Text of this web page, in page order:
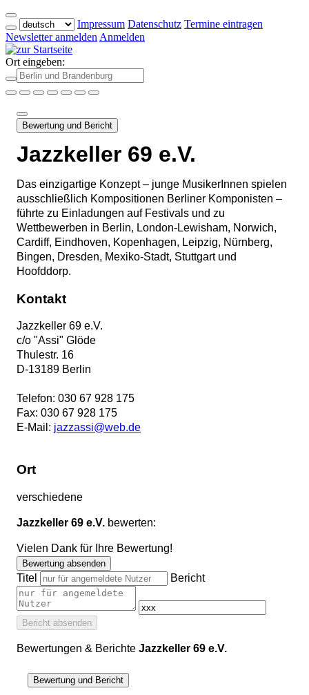
Impressum Datenschutz Termine eintragen
Newsletter anmelden Anmelden
Ort eingeben:
Bewertung und Bericht
Jazzkeller 69 e.V.
Das einzigartige Konzept – junge MusikerInnen spielen
ausschließlich Kompositionen Berliner Komponisten –
führte zu Einladungen auf Festivals und zu
Wettbewerben in Berlin, London-Lewisham, Norwich,
Cardiff, Eindhoven, Kopenhagen, Leipzig, Nürnberg,
Bingen, Dresden, Mexiko-Stadt, Stuttgart und
Hoofddorp.
Kontakt
Jazzkeller 69 e.V.
c/o "Assi" Glöde
Thulestr. 16
D-13189 Berlin
Telefon: 030 67 928 175
Fax: 030 67 928 175
E-Mail: jazzassi@web.de
Ort
verschiedene
Jazzkeller 69 e.V. bewerten:
Vielen Dank für Ihre Bewertung!
Bewertung absenden
Titel Bericht
Bericht absenden
Bewertungen & Berichte Jazzkeller 69 e.V.
Bewertung und Bericht